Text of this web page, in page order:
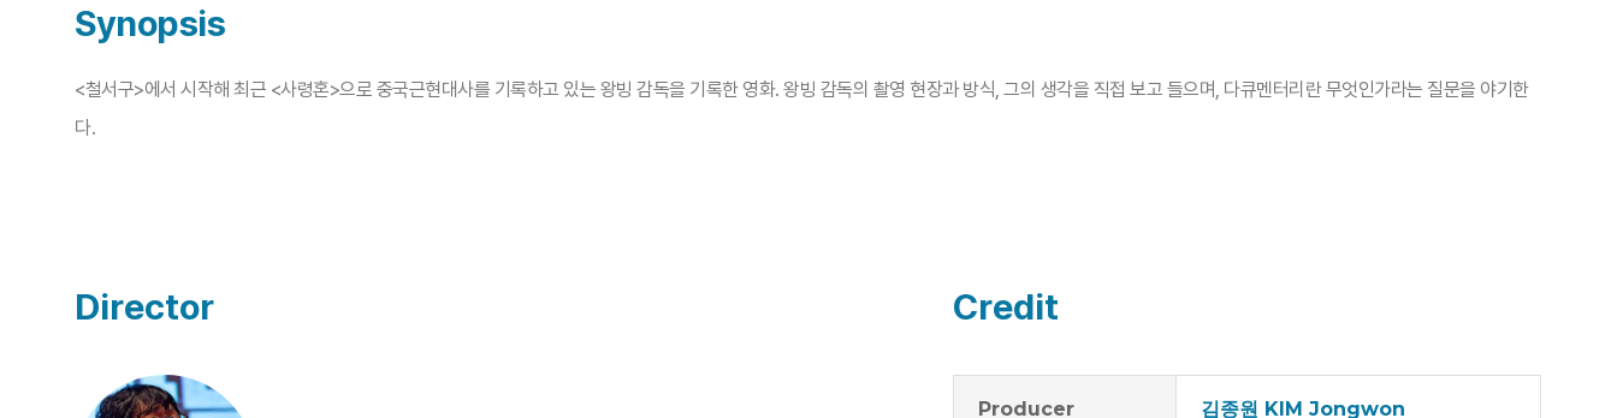
Synopsis
<철서구>에서 시작해 최근 <사령혼>으로 중국근현대사를 기록하고 있는 왕빙 감독을 기록한 영화. 왕빙 감독의 촬영 현장과 방식, 그의 생각을 직접 보고 들으며, 다큐멘터리란 무엇인가라는 질문을 야기한
다.
Director Credit
Producer 김종원 KIM Jongwon